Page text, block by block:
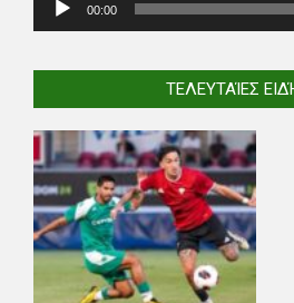
00:00
ΤΕΛΕΥΤΑΊΕΣ